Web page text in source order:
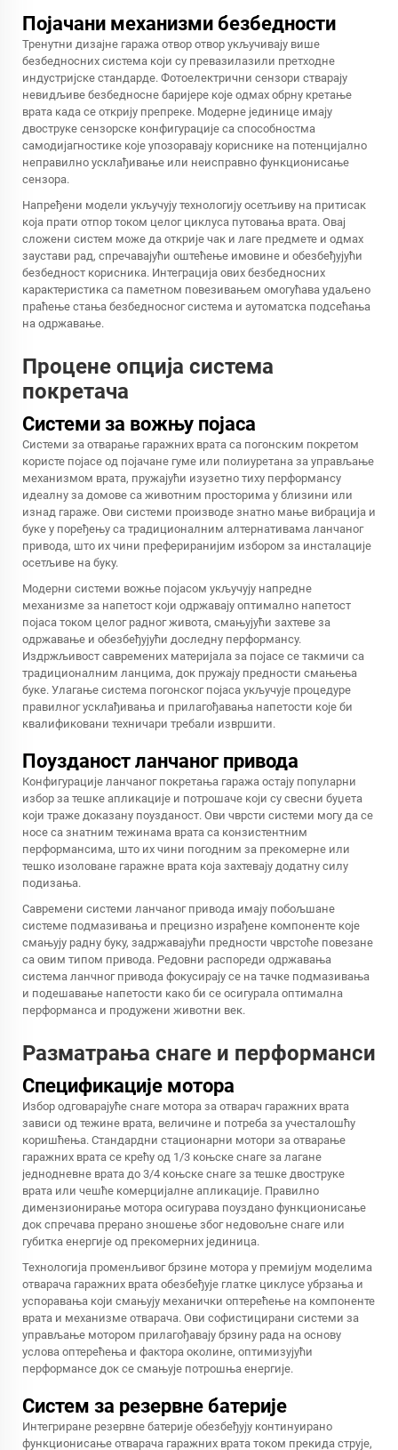
Појачани механизми безбедности
Тренутни дизајне гаража отвор отвор укључивају више
безбедносних система који су превазилазили претходне
индустријске стандарде. Фотоелектрични сензори стварају
невидљиве безбедносне баријере које одмах обрну кретање
врата када се открију препреке. Модерне јединице имају
двоструке сензорске конфигурације са способностма
самодијагностике које упозоравају кориснике на потенцијално
неправилно усклађивање или неисправно функционисање
сензора.
Напређени модели укључују технологију осетљиву на притисак
која прати отпор током целог циклуса путовања врата. Овај
сложени систем може да открије чак и лаге предмете и одмах
заустави рад, спречавајући оштећење имовине и обезбеђујући
безбедност корисника. Интеграција ових безбедносних
карактеристика са паметном повезивањем омогућава удаљено
праћење стања безбедносног система и аутоматска подсећања
на одржавање.
Процене опција система
покретача
Системи за вожњу појаса
Системи за отварање гаражних врата са погонским покретом
користе појасе од појачане гуме или полиуретана за управљање
механизмом врата, пружајући изузетно тиху перформансу
идеалну за домове са животним просторима у близини или
изнад гараже. Ови системи производе знатно мање вибрација и
буке у поређењу са традиционалним алтернативама ланчаног
привода, што их чини префериранијим избором за инсталације
осетљиве на буку.
Модерни системи вожње појасом укључују напредне
механизме за напетост који одржавају оптимално напетост
појаса током целог радног живота, смањујући захтеве за
одржавање и обезбеђујући доследну перформансу.
Издржљивост савремених материјала за појасе се такмичи са
традиционалним ланцима, док пружају предности смањења
буке. Улагање система погонског појаса укључује процедуре
правилног усклађивања и прилагођавања напетости које би
квалификовани техничари требали извршити.
Поузданост ланчаног привода
Конфигурације ланчаног покретања гаража остају популарни
избор за тешке апликације и потрошаче који су свесни буџета
који траже доказану поузданост. Ови чврсти системи могу да се
носе са знатним тежинама врата са конзистентним
перформансима, што их чини погодним за прекомерне или
тешко изоловане гаражне врата која захтевају додатну силу
подизања.
Савремени системи ланчаног привода имају побољшане
системе подмазивања и прецизно израђене компоненте које
смањују радну буку, задржавајући предности чврстоће повезане
са овим типом привода. Редовни распореди одржавања
система ланчног привода фокусирају се на тачке подмазивања
и подешавање напетости како би се осигурала оптимална
перформанса и продужени животни век.
Разматрања снаге и перформанси
Спецификације мотора
Избор одговарајуће снаге мотора за отварач гаражних врата
зависи од тежине врата, величине и потреба за учесталошћу
коришћења. Стандардни стационарни мотори за отварање
гаражних врата се крећу од 1/3 коњске снаге за лагане
једнодневне врата до 3/4 коњске снаге за тешке двоструке
врата или чешће комерцијалне апликације. Правилно
димензионирање мотора осигурава поуздано функционисање
док спречава прерано зношење због недовољне снаге или
губитка енергије од прекомерних јединица.
Технологија променљивог брзине мотора у премијум моделима
отварача гаражних врата обезбеђује глатке циклусе убрзања и
успоравања који смањују механички оптерећење на компоненте
врата и механизме отварача. Ови софистицирани системи за
управљање мотором прилагођавају брзину рада на основу
услова оптерећења и фактора околине, оптимизујући
перформансе док се смањује потрошња енергије.
Систем за резервне батерије
Интегриране резервне батерије обезбеђују континуирано
функционисање отварача гаражних врата током прекида струје,